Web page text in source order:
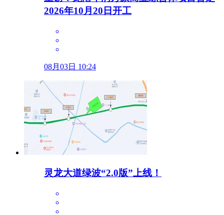
2026年10月20日开工
08月03日 10:24
灵龙大道绿波“2.0版”上线！